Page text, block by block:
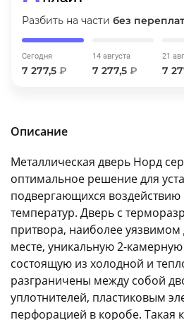
Разбить на части без переплат
Сегодня
7 277,5 ₽
14 августа
7 277,5 ₽
21
7
Описание
Металлическая дверь Норд
оптимальное решение для
подвергающихся
температур. Дверь с
притвора, наиболее
месте, уникальную 2-
состоящую из холодной и
разграничены между собой
уплотнителей, пластиковым
перфорацией в коробе. Такая
об оплате Плайтом